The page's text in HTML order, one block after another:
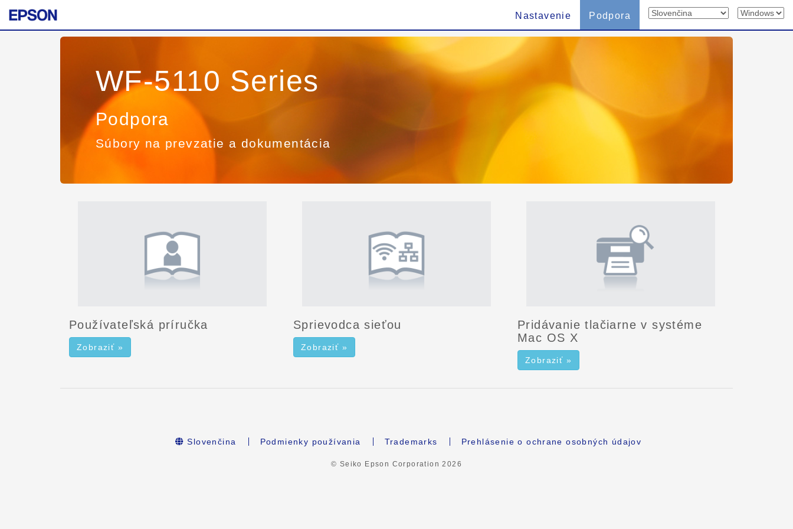
Nastavenie Podpora
WF-5110 Series
Podpora
Súbory na prevzatie a dokumentácia
Používateľská príručka
Zobraziť »
Sprievodca sieťou
Zobraziť »
Pridávanie tlačiarne v systéme
Mac OS X
Zobraziť »
Slovenčina Podmienky používania Trademarks Prehlásenie o ochrane osobných údajov
© Seiko Epson Corporation 2026